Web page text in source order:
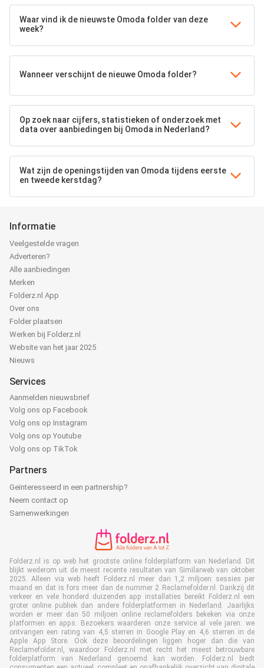
Waar vind ik de nieuwste Omoda folder van deze
week?
Wanneer verschijnt de nieuwe Omoda folder?
Op zoek naar cijfers, statistieken of onderzoek met
data over aanbiedingen bij Omoda in Nederland?
Wat zijn de openingstijden van Omoda tijdens eerste
en tweede kerstdag?
Informatie
Veelgestelde vragen
Adverteren?
Alle aanbiedingen
Merken
Folderz.nl App
Over ons
Folder plaatsen
Werken bij Folderz.nl
Website van het jaar 2025
Nieuws
Services
Aanmelden nieuwsbrief
Volg ons op Facebook
Volg ons op Instagram
Volg ons op Youtube
Volg ons op TikTok
Partners
Geïnteresseerd in een partnership?
Neem contact op
Samenwerkingen
Folderz.nl is op web het grootste online folderplatform van Nederland. Dit
blijkt wederom uit de meest recente resultaten van Similarweb van oktober
2025. Alleen via web heeft Folderz.nl meer dan 1,2 miljoen sessies per
maand en dat is fors meer dan de nummer 2 Reclamefolder.nl. Dankzij dit
verkeer en vele honderd duizenden app installaties bereikt Folderz.nl een
groter online publiek dan andere folderplatformen in Nederland. Jaarlijks
worden er meer dan 50 miljoen online reclamefolders bekeken via onze
platformen en apps. Bezoekers waarderen onze service al vele jaren: we
ontvangen een rating van 4,5 sterren in Google Play en 4,6 sterren in de
Apple App Store. Ook deze beoordelingen liggen hoger dan die van
Reclamefolder.nl, waardoor Folderz.nl met recht het meest betrouwbare
folderplatform van Nederland genoemd kan worden. Folderz.nl biedt